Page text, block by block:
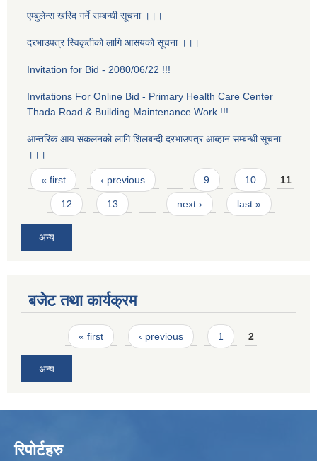
एम्बुलेन्स खरिद गर्ने सम्बन्धी सूचना ।।।
दरभाउपत्र स्विकृतीको लागि आसयको सूचना ।।।
Invitation for Bid - 2080/06/22 !!!
Invitations For Online Bid - Primary Health Care Center
Thada Road & Building Maintenance Work !!!
आन्तरिक आय स‌ंकलनको लागि शिलबन्दी दरभाउपत्र आब्हान सम्बन्धी सूचना
।।।
Pages
« first ‹ previous … 9 10 11
12 13 … next › last »
अन्य
बजेट तथा कार्यक्रम
Pages« first ‹ previous 1 2
अन्य
रिपोर्टहरु